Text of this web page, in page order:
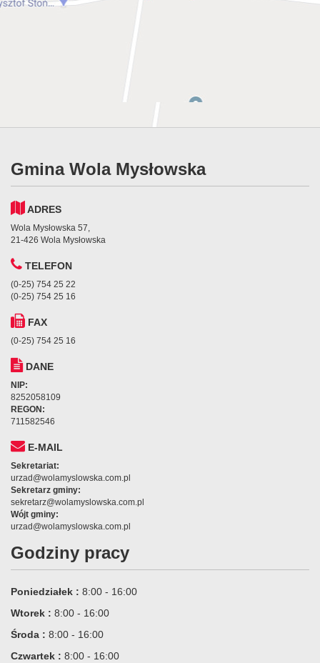
Gmina Wola Mysłowska
ADRES
Wola Mysłowska 57,
21-426 Wola Mysłowska
TELEFON
(0-25) 754 25 22
(0-25) 754 25 16
FAX
(0-25) 754 25 16
DANE
NIP:
8252058109
REGON:
711582546
E-MAIL
Sekretariat:
urzad@wolamyslowska.com.pl
Sekretarz gminy:
sekretarz@wolamyslowska.com.pl
Wójt gminy:
urzad@wolamyslowska.com.pl
Godziny pracy
Poniedziałek : 8:00 - 16:00
Wtorek : 8:00 - 16:00
Środa : 8:00 - 16:00
Czwartek : 8:00 - 16:00